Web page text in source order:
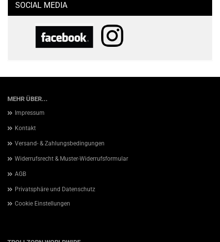
SOCIAL MEDIA
MEHR ÜBER...
Impressum
Kontakt
Versand- & Zahlungsbedingungen
Widerrufsrecht & Muster-Widerrufsformular
AGB
Privatsphäre und Datenschutz
Cookie Einstellungen